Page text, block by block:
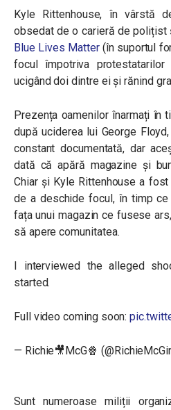
Kyle Rittenhouse, în vârstă
obsedat de o carieră de polițist
Blue Lives Matter(în suportul
focul împotriva protestatarilor
ucigând doi dintre ei și rănind
Prezența oamenilor înarmați în
după uciderea lui George
constant documentată, dar
dată că apără magazine și
Chiar și Kyle Rittenhouse a
de a deschide focul, în timp
fața unui magazin ce fusese
să apere comunitatea.
I interviewed the alleged
started.
Full video coming soon:
— Richie🎥McG🍿
Sunt numeroase miliții